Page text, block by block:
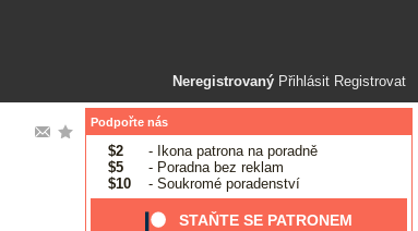
Neregistrovaný Přihlásit Registrovat
Podpořte nás
$2
- Ikona patrona na poradně
$5
- Poradna bez reklam
$10
- Soukromé poradenství
STAŇTE SE PATRONEM